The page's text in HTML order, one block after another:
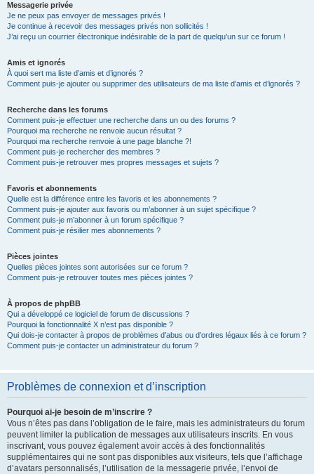
Messagerie privée
Je ne peux pas envoyer de messages privés !
Je continue à recevoir des messages privés non sollicités !
J’ai reçu un courrier électronique indésirable de la part de quelqu’un sur ce forum !
Amis et ignorés
À quoi sert ma liste d’amis et d’ignorés ?
Comment puis-je ajouter ou supprimer des utilisateurs de ma liste d’amis et d’ignorés ?
Recherche dans les forums
Comment puis-je effectuer une recherche dans un ou des forums ?
Pourquoi ma recherche ne renvoie aucun résultat ?
Pourquoi ma recherche renvoie à une page blanche ?!
Comment puis-je rechercher des membres ?
Comment puis-je retrouver mes propres messages et sujets ?
Favoris et abonnements
Quelle est la différence entre les favoris et les abonnements ?
Comment puis-je ajouter aux favoris ou m’abonner à un sujet spécifique ?
Comment puis-je m’abonner à un forum spécifique ?
Comment puis-je résilier mes abonnements ?
Pièces jointes
Quelles pièces jointes sont autorisées sur ce forum ?
Comment puis-je retrouver toutes mes pièces jointes ?
À propos de phpBB
Qui a développé ce logiciel de forum de discussions ?
Pourquoi la fonctionnalité X n’est pas disponible ?
Qui dois-je contacter à propos de problèmes d’abus ou d’ordres légaux liés à ce forum ?
Comment puis-je contacter un administrateur du forum ?
Problèmes de connexion et d’inscription
Pourquoi ai-je besoin de m’inscrire ?
Vous n’êtes pas dans l’obligation de le faire, mais les administrateurs du forum
peuvent limiter la publication de messages aux utilisateurs inscrits. En vous
inscrivant, vous pouvez également avoir accès à des fonctionnalités
supplémentaires qui ne sont pas disponibles aux visiteurs, tels que l’affichage
d’avatars personnalisés, l’utilisation de la messagerie privée, l’envoi de